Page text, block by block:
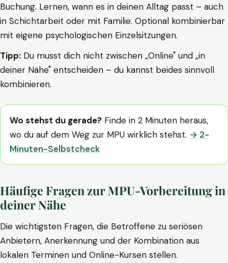
Buchung. Lernen, wann es in deinen Alltag passt – auch
in Schichtarbeit oder mit Familie. Optional kombinierbar
mit eigene psychologischen Einzelsitzungen.
Tipp: Du musst dich nicht zwischen „Online" und „in
deiner Nähe" entscheiden – du kannst beides sinnvoll
kombinieren.
Wo stehst du gerade? Finde in 2 Minuten heraus,
wo du auf dem Weg zur MPU wirklich stehst. → 2-
Minuten-Selbstcheck
Häufige Fragen zur MPU-Vorbereitung in
deiner Nähe
Die wichtigsten Fragen, die Betroffene zu seriösen
Anbietern, Anerkennung und der Kombination aus
lokalen Terminen und Online-Kursen stellen.